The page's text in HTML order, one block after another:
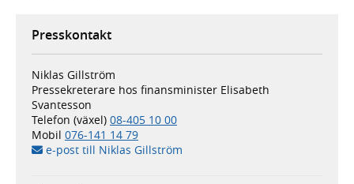
Presskontakt
Niklas Gillström
Pressekreterare hos finansminister Elisabeth
Svantesson
Telefon (växel) 08-405 10 00
Mobil 076-141 14 79
e-post till Niklas Gillström